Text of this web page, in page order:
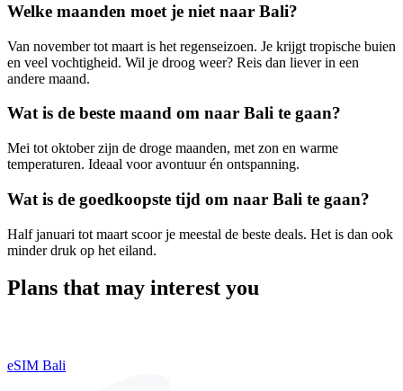
Welke maanden moet je niet naar Bali?
Van november tot maart is het regenseizoen. Je krijgt tropische buien
en veel vochtigheid. Wil je droog weer? Reis dan liever in een
andere maand.
Wat is de beste maand om naar Bali te gaan?
Mei tot oktober zijn de droge maanden, met zon en warme
temperaturen. Ideaal voor avontuur én ontspanning.
Wat is de goedkoopste tijd om naar Bali te gaan?
Half januari tot maart scoor je meestal de beste deals. Het is dan ook
minder druk op het eiland.
Plans that may interest you
eSIM Bali